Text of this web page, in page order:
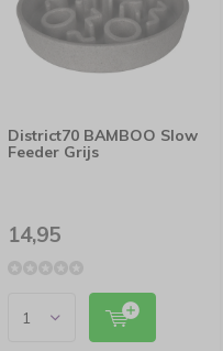
District70 BAMBOO Slow
Feeder Grijs
14,95